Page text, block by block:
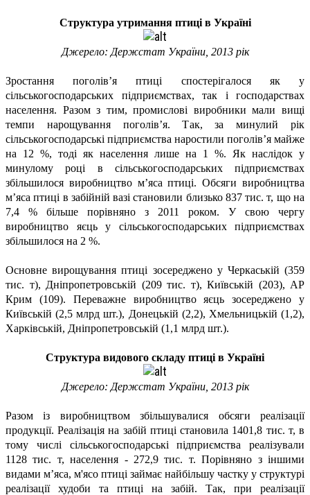
Структура утримання птиці в Україні
Джерело: Держстат України, 2013 рік
Зростання поголів’я птиці спостерігалося як у
сільськогосподарських підприємствах, так і господарствах
населення. Разом з тим, промислові виробники мали вищі
темпи нарощування поголів’я. Так, за минулий рік
сільськогосподарські підприємства наростили поголів’я майже
на 12 %, тоді як населення лише на 1 %. Як наслідок у
минулому році в сільськогосподарських підприємствах
збільшилося виробництво м’яса птиці. Обсяги виробництва
м’яса птиці в забійній вазі становили близько 837 тис. т, що на
7,4 % більше порівняно з 2011 роком. У свою чергу
виробництво яєць у сільськогосподарських підприємствах
збільшилося на 2 %.
Основне вирощування птиці зосереджено у Черкаській (359
тис. т), Дніпропетровській (209 тис. т), Київській (203), АР
Крим (109). Переважне виробництво яєць зосереджено у
Київській (2,5 млрд шт.), Донецькій (2,2), Хмельницькій (1,2),
Харківській, Дніпропетровській (1,1 млрд шт.).
Структура видового складу птиці в Україні
Джерело: Держстат України, 2013 рік
Разом із виробництвом збільшувалися обсяги реалізації
продукції. Реалізація на забій птиці становила 1401,8 тис. т, в
тому числі сільськогосподарські підприємства реалізували
1128 тис. т,населення - 272,9 тис. т. Порівняно з іншими
видами м’яса, м'ясо птиці займає найбільшу частку у структурі
реалізації худоби та птиці на забій. Так, при реалізації